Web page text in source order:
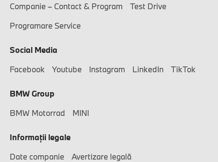
Companie – Contact & Program
Test Drive
Programare Service
Social Media
Facebook
Youtube Instagram LinkedIn TikTok
BMW Group
BMW Motorrad
MINI
Informaţii legale
Date companie
Avertizare legală